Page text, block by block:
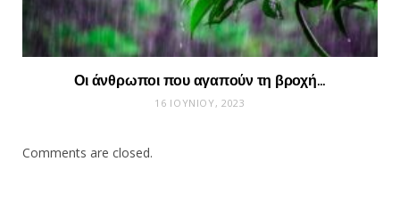
Οι άνθρωποι που αγαπούν τη βροχή…
16 ΙΟΥΝΊΟΥ, 2023
Comments are closed.